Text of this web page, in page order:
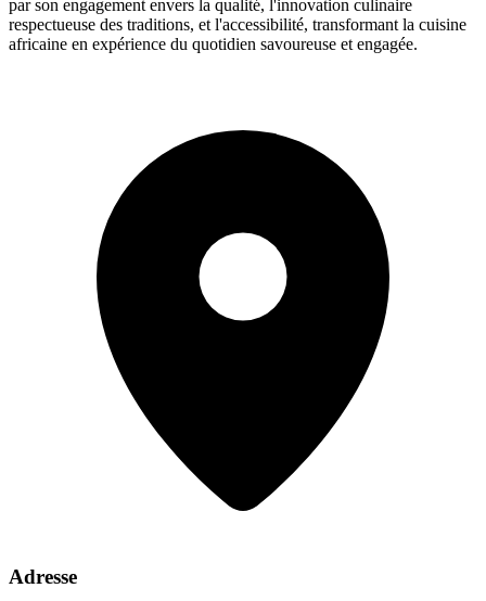
par son engagement envers la qualité, l'innovation culinaire
respectueuse des traditions, et l'accessibilité, transformant la cuisine
africaine en expérience du quotidien savoureuse et engagée.
Adresse